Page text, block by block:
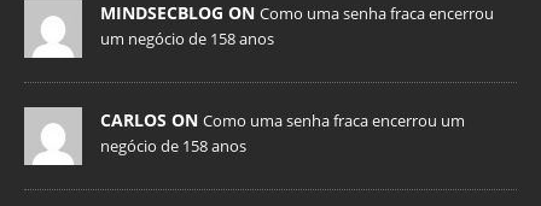
MINDSECBLOG ON Como uma senha fraca encerrou
um negócio de 158 anos
CARLOS ON Como uma senha fraca encerrou um
negócio de 158 anos